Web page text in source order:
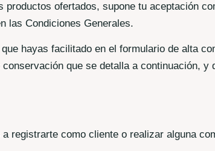
ofertados, supone tu aceptación
las Condiciones Generales.
hayas facilitado en el formulario de alta
que se detalla a continuación, y
registrarte como cliente o realizar alguna